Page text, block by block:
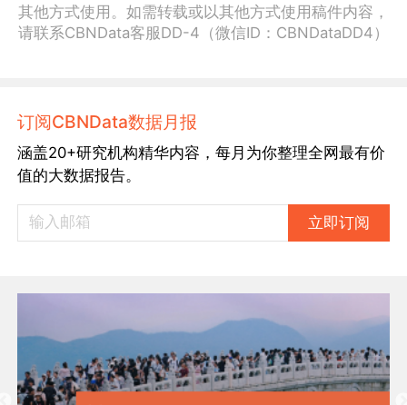
其他方式使用。如需转载或以其他方式使用稿件内容，
请联系CBNData客服DD-4（微信ID：CBNDataDD4）
订阅CBNData数据月报
涵盖20+研究机构精华内容，每月为你整理全网最有价
值的大数据报告。
立即订阅